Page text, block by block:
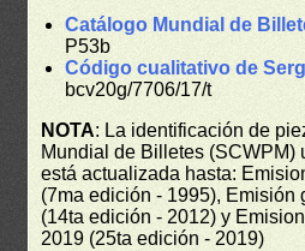
Catálogo Mundial de
P53b
Código cualitativo de
bcv20g/7706/17/t
NOTA: La identificación de
Mundial de Billetes (SCWPM)
está actualizada hasta:
(7ma edición - 1995), Emisión
(14ta edición - 2012) y
2019 (25ta edición - 2019)